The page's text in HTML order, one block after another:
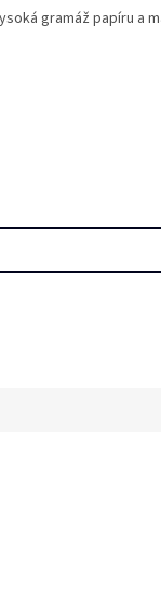
gramáž papíru a